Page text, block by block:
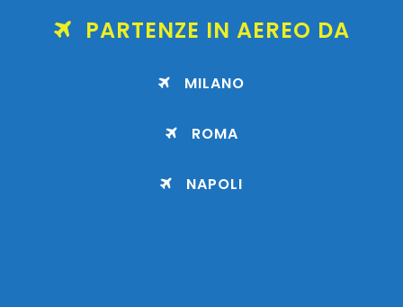
PARTENZE IN AEREO DA
MILANO
ROMA
NAPOLI